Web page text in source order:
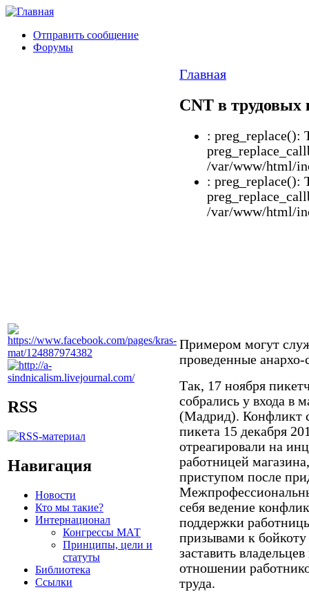
Отправить сообщение
Форумы
RSS
Навигация
Новости
Кто мы такие?
Интернационал
Конгрессы МАТ
Принципы, цели и
статуты
Библиотека
Ссылки
Главная
CNT в трудовых
: preg_replace():
/var/www/html/
: preg_replace():
/var/www/html/
Примером могут
проведенные
Так, 17 ноября
собрались у входа в
(Мадрид). Конфликт
пикета 15 декабря
отреагировали на
работницей
приступом после
себя ведение
поддержки
призывами к
заставить
отношении
труда.